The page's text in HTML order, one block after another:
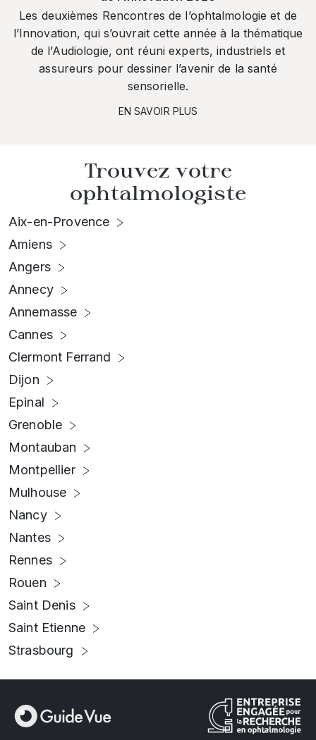
Les deuxièmes Rencontres de l’ophtalmologie et de
l’Innovation, qui s’ouvrait cette année à la thématique
de l’Audiologie, ont réuni experts, industriels et
assureurs pour dessiner l’avenir de la santé
sensorielle.
EN SAVOIR PLUS
Trouvez votre
ophtalmologiste
Aix-en-Provence
Amiens
Angers
Annecy
Annemasse
Cannes
Clermont Ferrand
Dijon
Epinal
Grenoble
Montauban
Montpellier
Mulhouse
Nancy
Nantes
Rennes
Rouen
Saint Denis
Saint Etienne
Strasbourg